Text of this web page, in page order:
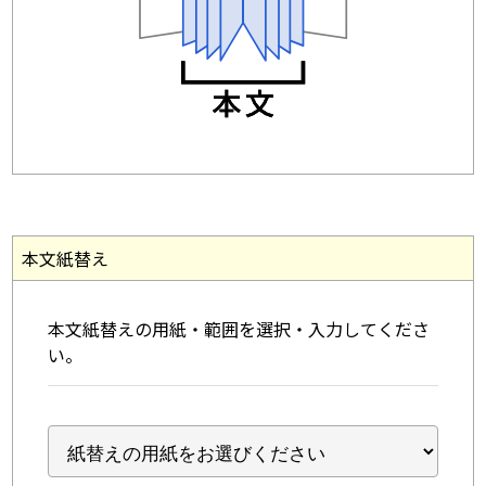
本文紙替え
本文紙替えの用紙・範囲を選択・入力してくださ
い。